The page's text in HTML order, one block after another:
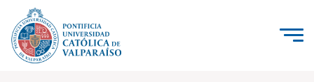
Click acá para ir directamente al contenido